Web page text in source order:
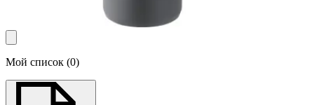
Мой список (0)